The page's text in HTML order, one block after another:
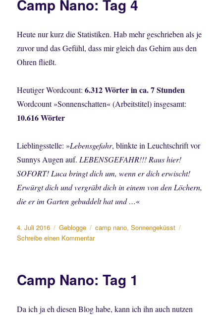
5
Camp Nano: Tag 4
Heute nur kurz die Statistiken. Hab mehr geschrieben als je
zuvor und das Gefühl, dass mir gleich das Gehirn aus den
Ohren fließt.
Heutiger Wordcount:6.312 Wörter in ca. 7 Stunden
Wordcount »Sonnenschatten« (Arbeitstitel) insgesamt:
10.616 Wörter
Lieblingsstelle: »Lebensgefahr, blinkte in Leuchtschrift vor
Sunnys Augen auf.LEBENSGEFAHR!!! Raus hier!
SOFORT! Luca bringt dich um, wenn er dich erwischt!
Erwürgt dich und vergräbt dich in einem von den Löchern,
die er im Garten gebuddelt hat und …«
Veröffentlicht
am
4. Juli 2016 Kategorien
Geblogge Schlagwörter
camp nano,Sonnengeküsst
Schreibe einen Kommentarzu
4
Camp Nano: Tag 1
Da ich ja eh diesen Blog habe, kann ich ihn auch nutzen